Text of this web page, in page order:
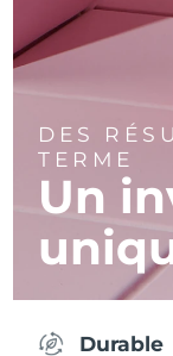
DES
TERME
Un
Durable